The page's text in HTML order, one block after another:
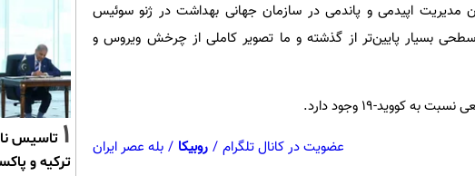
مدیریت اپیدمی و پاندمی در سازمان جهانی بهداشت در ژنو سوئیس
بسیار پایین‌تر از گذشته و ما تصویر کاملی از چرخش ویروس و
۱۹ وجود دارد.
عضویت در کانال تلگرام / روبیکا / بله عصر ایران
1 تاسیس
ترکیه و